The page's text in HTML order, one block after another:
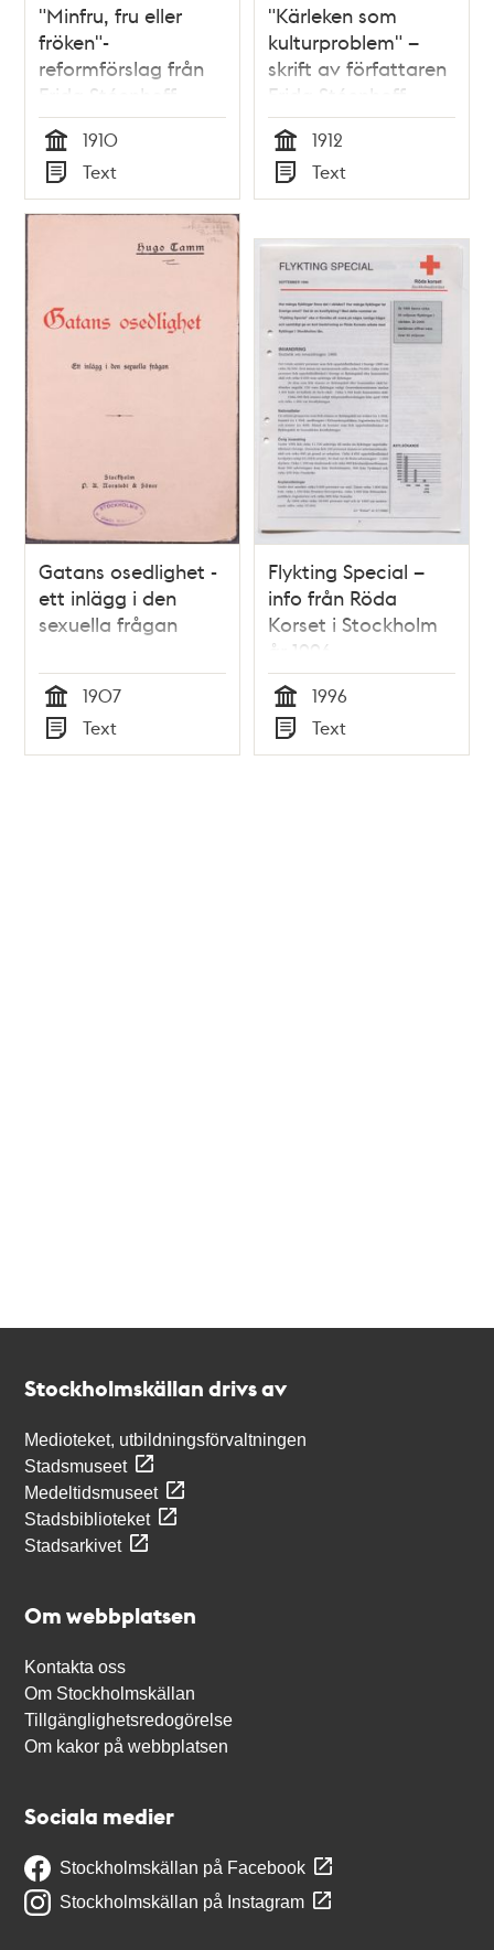
"Minfru, fru eller
fröken"-
reformförslag från
Frida Stéenhoff
Tid
1910
Typ
Text
"Kärleken som
kulturproblem" –
skrift av författaren
Frida Stéenhoff
Tid
1912
Typ
Text
Gatans osedlighet -
ett inlägg i den
sexuella frågan
Tid
1907
Typ
Text
Flykting Special –
info från Röda
Korset i Stockholm
år 1996
Tid
1996
Typ
Text
Stockholmskällan drivs av
Medioteket, utbildningsförvaltningen
Stadsmuseet
Medeltidsmuseet
Stadsbiblioteket
Stadsarkivet
Om webbplatsen
Kontakta oss
Om Stockholmskällan
Tillgänglighetsredogörelse
Om kakor på webbplatsen
Sociala medier
Stockholmskällan på Facebook
Stockholmskällan på Instagram